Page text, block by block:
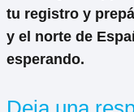
tu registro y
y el norte de
esperando.